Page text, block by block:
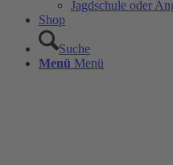
Jagdschule oder
Shop
Suche
Menü Menü